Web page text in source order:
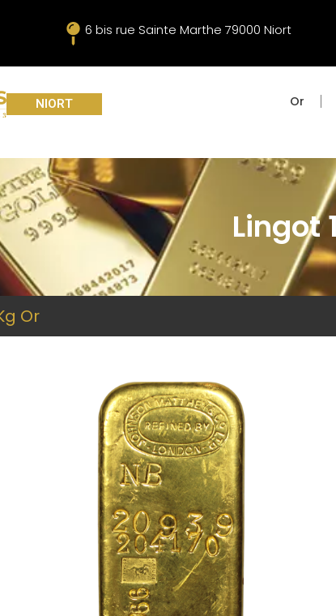
6 bis rue Sainte Marthe 79000 Niort
NIORT Or
Lingot
Or